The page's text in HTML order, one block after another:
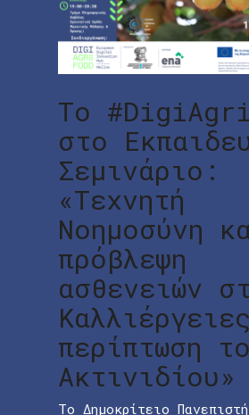
Το
στο
Σεμινάριο:
«Τεχνητή
Νοημοσύνη
πρόβλεψη
ασθενειών
περίπτωση
Ακτινιδίου»
Το Δημοκρίτειο